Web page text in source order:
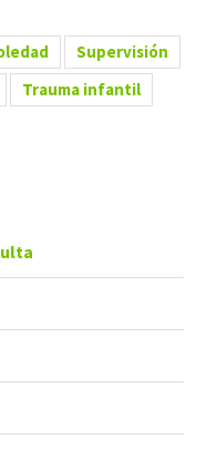
Supervisión
Trauma infantil